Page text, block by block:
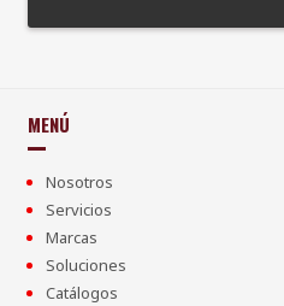
MENÚ
Nosotros
Servicios
Marcas
Soluciones
Catálogos